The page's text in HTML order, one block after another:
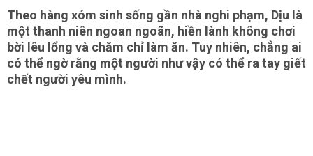
Theo hàng xóm sinh sống gần nhà nghi phạm, Dịu là
một thanh niên ngoan ngoãn, hiền lành không chơi
bời lêu lổng và chăm chỉ làm ăn. Tuy nhiên, chẳng ai
có thể ngờ rằng một người như vậy có thể ra tay giết
chết người yêu mình.